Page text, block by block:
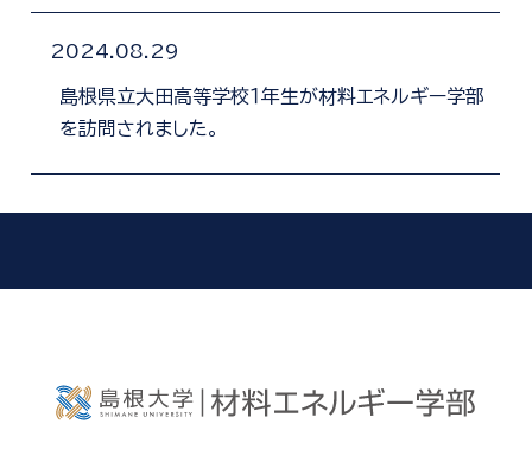
2024.08.29
島根県立大田高等学校１年生が材料エネルギー学部
を訪問されました。